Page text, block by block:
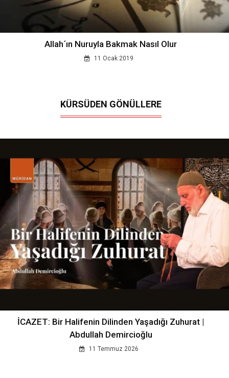
Allah´ın Nuruyla Bakmak Nasıl Olur
11 Ocak 2019
KÜRSÜDEN GÖNÜLLERE
İCAZET: Bir Halifenin Dilinden Yaşadığı Zuhurat |
Abdullah Demircioğlu
11 Temmuz 2026